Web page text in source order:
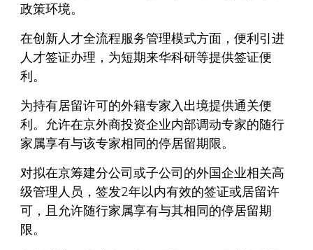
政策环境。
在创新人才全流程服务管理模式方面，便利引进
人才签证办理，为短期来华科研等提供签证便
利。
为持有居留许可的外籍专家入出境提供通关便
利。允许在京外商投资企业内部调动专家的随行
家属享有与该专家相同的停居留期限。
对拟在京筹建分公司或子公司的外国企业相关高
级管理人员，签发2年以内有效的签证或居留许
可，且允许随行家属享有与其相同的停居留期
限。